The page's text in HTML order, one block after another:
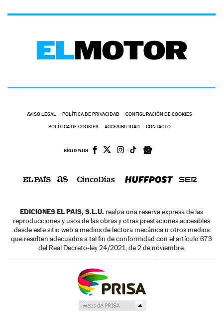
AVISO LEGAL POLÍTICA DE PRIVACIDAD CONFIGURACIÓN DE COOKIES
POLÍTICA DE COOKIES ACCESIBILIDAD CONTACTO
SÍGUENOS:
EDICIONES EL PAIS, S.L.U. realiza una reserva expresa de las
reproducciones y usos de las obras y otras prestaciones accesibles
desde este sitio web a medios de lectura mecánica u otros medios
que resulten adecuados a tal fin de conformidad con el artículo 67.3
del Real Decreto-ley 24/2021, de 2 de noviembre.